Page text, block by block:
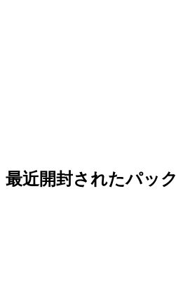
最近開封されたパック